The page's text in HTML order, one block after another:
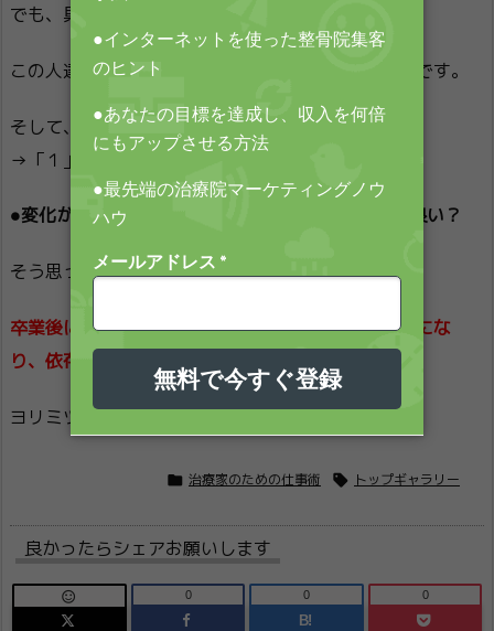
でも、具体的な行動は起こさない。
この人達を、私たちは、救うことができるはずなんです。
そして、何らかの影響を受けてくだされば、「２」
→「１」へ変革することも可能です。
●変化が必要だと思っているが具体的に何をしたら良い？
そう思っている人は、本当にいい機会だと思います。
卒業後には、勝手に自動的に成果を出していける人にな
り、依存からも脱却できます。
ヨリミツ
 治療家のための仕事術  トップギャラリー
良かったらシェアお願いします
 0
B!
0 0